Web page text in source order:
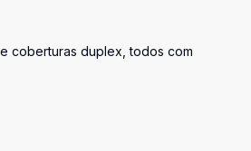
coberturas duplex, todos com